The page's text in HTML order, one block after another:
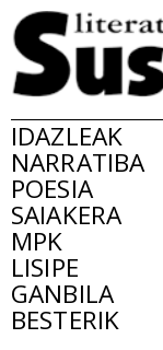
IDAZLEAK
NARRATIBA
POESIA
SAIAKERA
MPK
LISIPE
GANBILA
BESTERIK